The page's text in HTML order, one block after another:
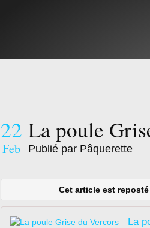
22
Feb
La poule
Publié par Pâquerette
Cet article est
La